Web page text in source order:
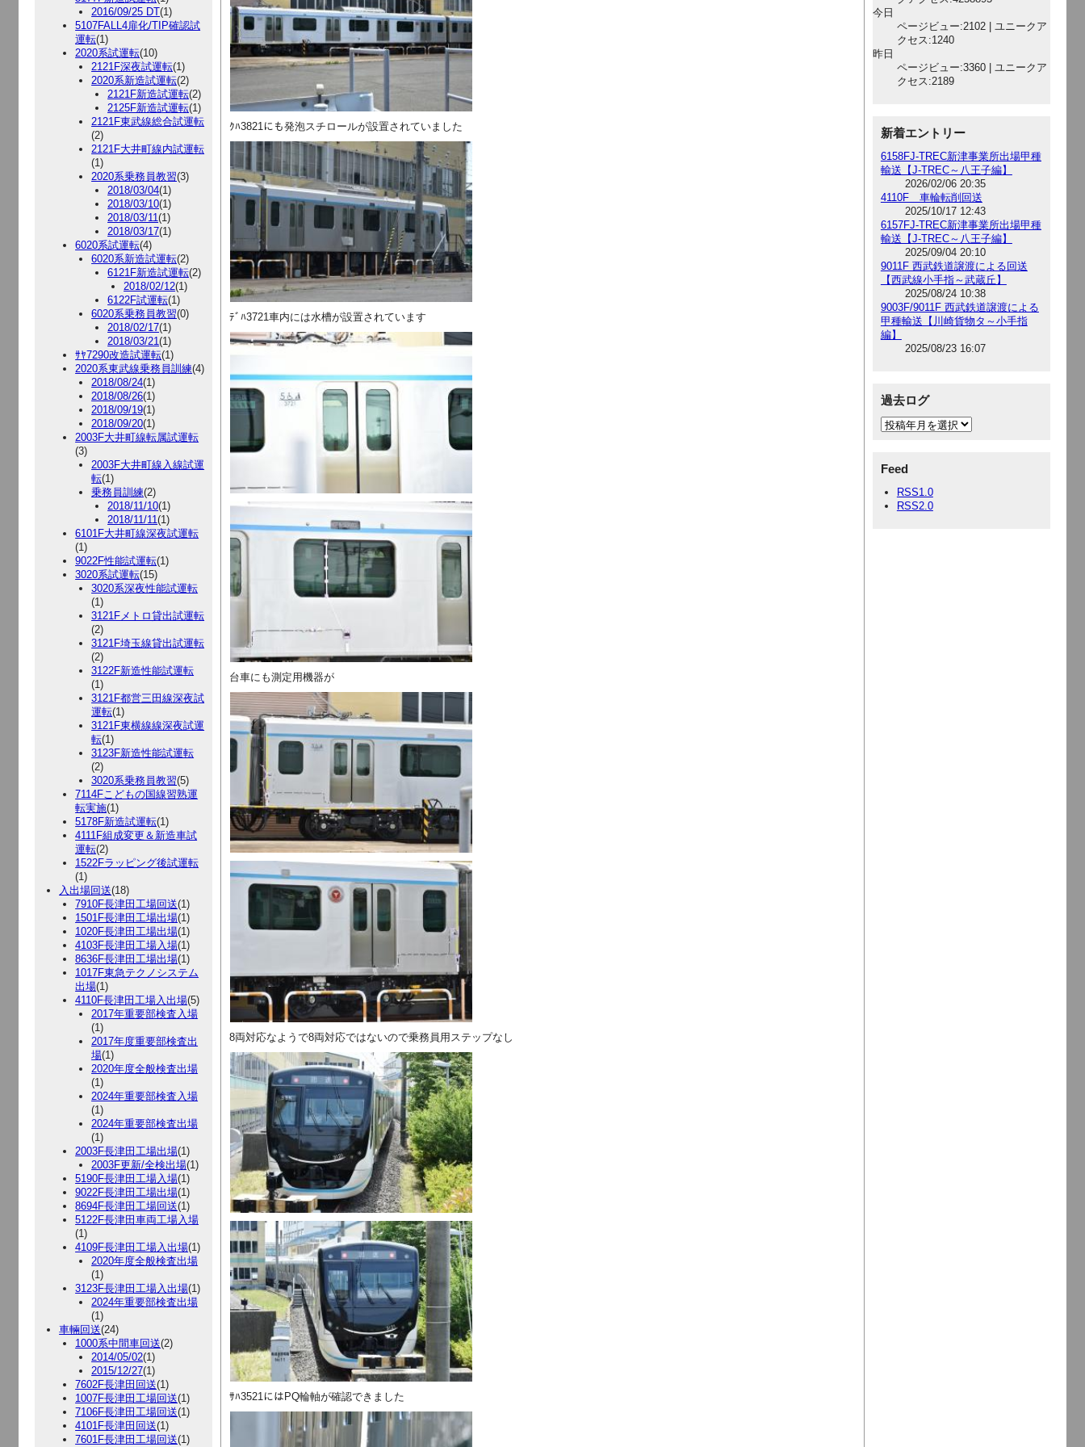
2016/09/25 DT(1)
5107FALL4扉化/TIP確認試
運転(1)
2020系試運転(10)
2121F深夜試運転(1)
2020系新造試運転(2)
2121F新造試運転(2)
2125F新造試運転(1)
2121F東武線総合試運転
(2)
2121F大井町線内試運転
(1)
2020系乗務員教習(3)
2018/03/04(1)
2018/03/10(1)
2018/03/11(1)
2018/03/17(1)
6020系試運転(4)
6020系新造試運転(2)
6121F新造試運転(2)
2018/02/12(1)
6122F試運転(1)
6020系乗務員教習(0)
2018/02/17(1)
2018/03/21(1)
ｻﾔ7290改造試運転(1)
2020系東武線乗務員訓練(4)
2018/08/24(1)
2018/08/26(1)
2018/09/19(1)
2018/09/20(1)
2003F大井町線転属試運転
(3)
2003F大井町線入線試運
転(1)
乗務員訓練(2)
2018/11/10(1)
2018/11/11(1)
6101F大井町線深夜試運転
(1)
9022F性能試運転(1)
3020系試運転(15)
3020系深夜性能試運転
(1)
3121Fメトロ貸出試運転
(2)
3121F埼玉線貸出試運転
(2)
3122F新造性能試運転
(1)
3121F都営三田線深夜試
運転(1)
3121F東横線線深夜試運
転(1)
3123F新造性能試運転
(2)
3020系乗務員教習(5)
7114Fこどもの国線習熟運
転実施(1)
5178F新造試運転(1)
4111F組成変更＆新造車試
運転(2)
1522Fラッピング後試運転
(1)
入出場回送(18)
7910F長津田工場回送(1)
1501F長津田工場出場(1)
1020F長津田工場出場(1)
4103F長津田工場入場(1)
8636F長津田工場出場(1)
1017F東急テクノシステム
出場(1)
4110F長津田工場入出場(5)
2017年重要部検査入場
(1)
2017年度重要部検査出
場(1)
2020年度全般検査出場
(1)
2024年重要部検査入場
(1)
2024年重要部検査出場
(1)
2003F長津田工場出場(1)
2003F更新/全検出場(1)
5190F長津田工場入場(1)
9022F長津田工場出場(1)
8694F長津田工場回送(1)
5122F長津田車両工場入場
(1)
4109F長津田工場入出場(1)
2020年度全般検査出場
(1)
3123F長津田工場入出場(1)
2024年重要部検査出場
(1)
車輛回送(24)
1000系中間車回送(2)
2014/05/02(1)
2015/12/27(1)
7602F長津田回送(1)
1007F長津田工場回送(1)
7106F長津田工場回送(1)
4101F長津田回送(1)
7601F長津田工場回送(1)
今日
ページビュー:2102 | ユニークア
クセス:1240
昨日
ページビュー:3360 | ユニークア
クセス:2189
新着エントリー
6158FJ-TREC新津事業所出場甲種
輸送【J-TREC～八王子編】
2026/02/06 20:35
4110F 車輪転削回送
2025/10/17 12:43
6157FJ-TREC新津事業所出場甲種
輸送【J-TREC～八王子編】
2025/09/04 20:10
9011F 西武鉄道譲渡による回送
【西武線小手指～武蔵丘】
2025/08/24 10:38
9003F/9011F 西武鉄道譲渡による
甲種輸送【川崎貨物タ～小手指
編】
2025/08/23 16:07
過去ログ
Feed
RSS1.0
RSS2.0
ｸﾊ3821にも発泡スチロールが設置されていました
ﾃﾞﾊ3721車内には水槽が設置されています
台車にも測定用機器が
8両対応なようで8両対応ではないので乗務員用ステップなし
ｻﾊ3521にはPQ輪軸が確認できました